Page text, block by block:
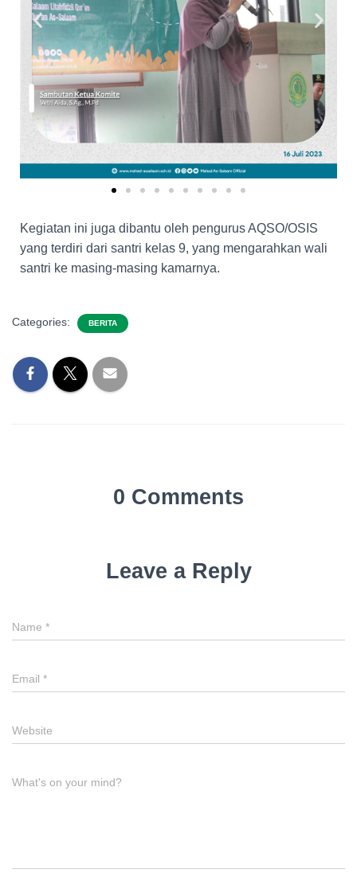
Kegiatan ini juga dibantu oleh pengurus AQSO/OSIS
yang terdiri dari santri kelas 9, yang mengarahkan wali
santri ke masing-masing kamarnya.
Categories: BERITA
0 Comments
Leave a Reply
Name *
Email *
Website
What's on your mind?